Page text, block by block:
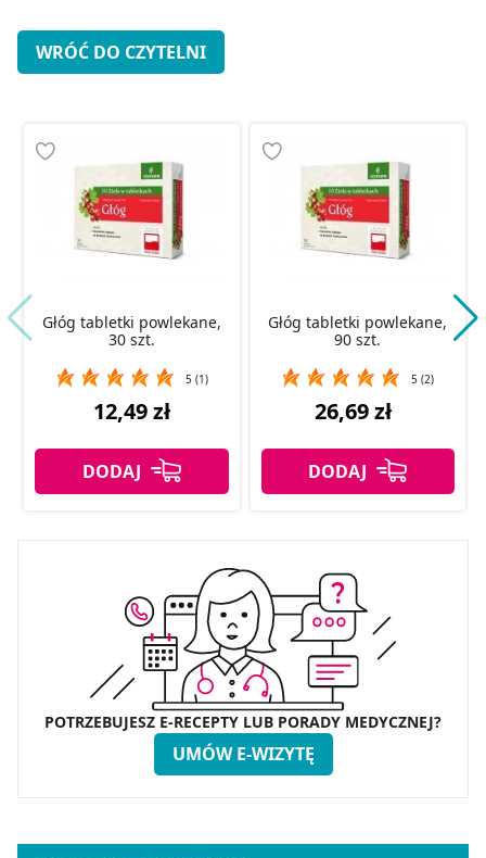
WRÓĆ DO CZYTELNI
Głóg tabletki powlekane,
30 szt.
5 (1)
12,49 zł
Głóg tabletki powlekane,
90 szt.
5 (2)
26,69 zł
POTRZEBUJESZ E-RECEPTY LUB PORADY MEDYCZNEJ?
UMÓW E-WIZYTĘ